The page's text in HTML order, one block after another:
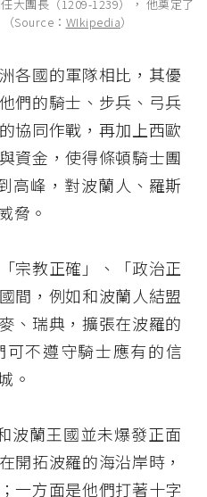
大團長（1209-1239）， 他奠定了
Source： WIkipedia）
各國的軍隊相比，其優
們的騎士、步兵、弓兵
協同作戰，再加上西歐
資金，使得條頓騎士團
高峰，對波蘭人、羅斯
脅。
宗教正確」、「政治正
間，例如和波蘭人結盟
、瑞典，擴張在波羅的
不遵守騎士應有的信
。
波蘭王國並未爆發正面
開拓波羅的海沿岸時，
一方面是他們打著十字